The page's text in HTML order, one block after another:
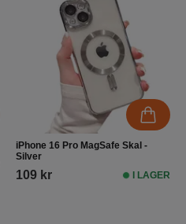
iPhone 16 Pro MagSafe Skal -
Silver
109 kr I LAGER